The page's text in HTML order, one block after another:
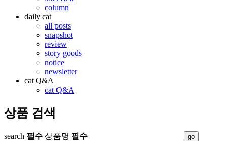
column
daily cat
all posts
snapshot
review
story goods
notice
newsletter
cat Q&A
cat Q&A
상품 검색
search 필수 상품명 필수